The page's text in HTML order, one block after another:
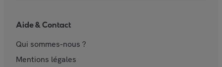
Aide & Contact
Qui sommes-nous ?
Mentions légales